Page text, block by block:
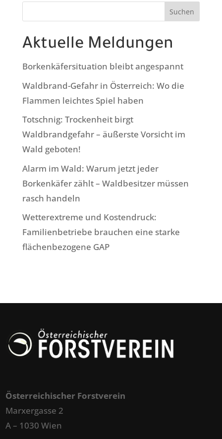
Suchen
Aktuelle Meldungen
Borkenkäfersituation bleibt angespannt
Waldbrand-Gefahr in Österreich: Wo die
Flammen leichtes Spiel haben
Totschnig: Trockenheit birgt
Waldbrandgefahr – äußerste Vorsicht im
Wald geboten!
Alarm im Wald: Warum jetzt jeder
Borkenkäfer zählt – Waldbesitzer müssen
rasch handeln
Wetterextreme und Kostendruck:
Familienbetriebe brauchen eine starke
flächenbezogene GAP
Österreichischer Forstverein
Marxergasse 2
A – 1030 Wien